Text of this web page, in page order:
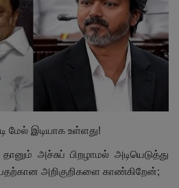
இடியாக உள்ளது!
அச்சுப் பிறழாமல் அடியெடுத்து
அறிகுறிகளை காண்கிறேன்;